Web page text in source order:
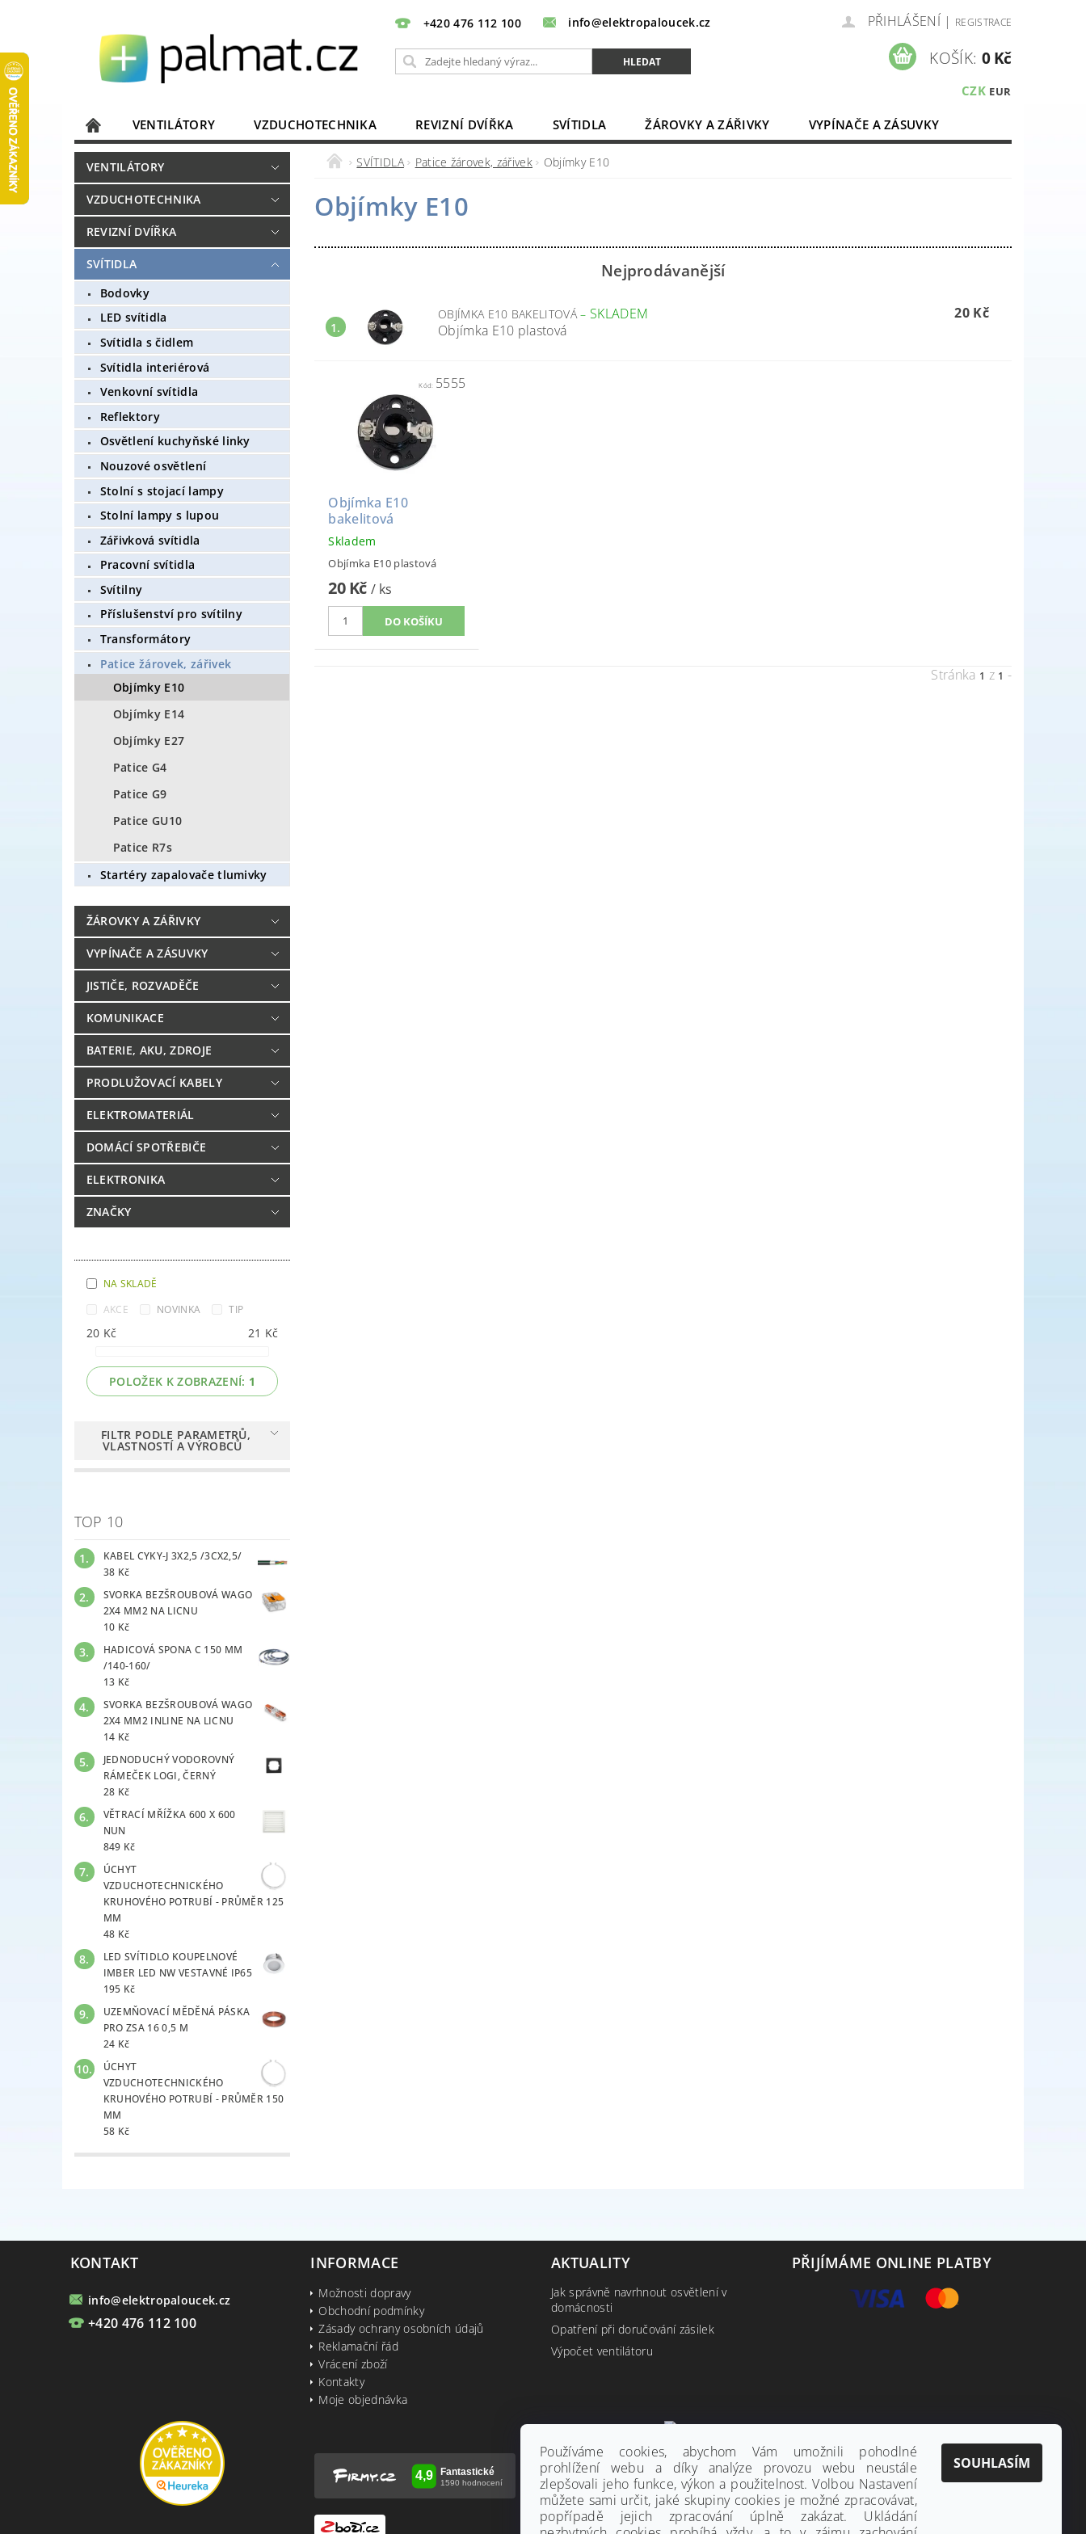
+420 476 112 100 info@elektropaloucek.cz PŘIHLÁŠENÍ | REGISTRACE
CZK EUR
KOŠÍK: 0 Kč
VENTILÁTORY VZDUCHOTECHNIKA REVIZNÍ DVÍŘKA SVÍTIDLA ŽÁROVKY A ZÁŘIVKY
VYPÍNAČE A ZÁSUVKY
JISTIČE, ROZVADĚČE
KOMUNIKACE
DOMÁCÍ SPOTŘEBIČE
ELEKTRONIKA
VENTILÁTORY
VZDUCHOTECHNIKA
REVIZNÍ DVÍŘKA
SVÍTIDLA
Bodovky
LED svítidla
Svítidla s čidlem
Svítidla interiérová
Venkovní svítidla
Reflektory
Osvětlení kuchyňské linky
Nouzové osvětlení
Stolní s stojací lampy
Stolní lampy s lupou
Zářivková svítidla
Pracovní svítidla
Svítilny
Příslušenství pro svítilny
Transformátory
Patice žárovek, zářivek
Objímky E10
Objímky E14
Objímky E27
Patice G4
Patice G9
Patice GU10
Patice R7s
Startéry zapalovače tlumivky
ŽÁROVKY A ZÁŘIVKY
VYPÍNAČE A ZÁSUVKY
JISTIČE, ROZVADĚČE
KOMUNIKACE
BATERIE, AKU, ZDROJE
PRODLUŽOVACÍ KABELY
ELEKTROMATERIÁL
DOMÁCÍ SPOTŘEBIČE
ELEKTRONIKA
ZNAČKY
NA SKLADĚ
AKCE
NOVINKA TIP
20 Kč 21 Kč
POLOŽEK K ZOBRAZENÍ: 1
FILTR PODLE PARAMETRŮ,
VLASTNOSTÍ A VÝROBCŮ
TOP 10
KABEL CYKY-J 3X2,5 /3CX2,5/
38 Kč
SVORKA BEZŠROUBOVÁ WAGO
2X4 MM2 NA LICNU
10 Kč
HADICOVÁ SPONA C 150 MM
/140-160/
13 Kč
SVORKA BEZŠROUBOVÁ WAGO
2X4 MM2 INLINE NA LICNU
14 Kč
JEDNODUCHÝ VODOROVNÝ
RÁMEČEK LOGI, ČERNÝ
28 Kč
VĚTRACÍ MŘÍŽKA 600 X 600
NUN
849 Kč
ÚCHYT
VZDUCHOTECHNICKÉHO
KRUHOVÉHO POTRUBÍ - PRŮMĚR 125
MM
48 Kč
LED SVÍTIDLO KOUPELNOVÉ
IMBER LED NW VESTAVNÉ IP65
195 Kč
UZEMŇOVACÍ MĚDĚNÁ PÁSKA
PRO ZSA 16 0,5 M
24 Kč
ÚCHYT
VZDUCHOTECHNICKÉHO
KRUHOVÉHO POTRUBÍ - PRŮMĚR 150
MM
58 Kč
SVÍTIDLA Patice žárovek, zářivek Objímky E10
Objímky E10
Nejprodávanější
1.
OBJÍMKA E10 BAKELITOVÁ– SKLADEM
Objímka E10 plastová
20 Kč
Kód: 5555
Objímka E10
bakelitová
Skladem
Objímka E10 plastová
20 Kč / ks
Stránka 1 z 1 -
KONTAKT
info@elektropaloucek.cz
+420 476 112 100
INFORMACE
Možnosti dopravy
Obchodní podmínky
Zásady ochrany osobních údajů
Reklamační řád
Vrácení zboží
Kontakty
Moje objednávka
AKTUALITY
Jak správně navrhnout osvětlení v
domácnosti
Opatření při doručování zásilek
Výpočet ventilátoru
PŘIJÍMÁME ONLINE PLATBY
Používáme cookies, abychom Vám umožnili pohodlné
prohlížení webu a díky analýze provozu webu neustále
zlepšovali jeho funkce, výkon a použitelnost. Volbou Nastavení
můžete sami určit, jaké skupiny cookies je možné zpracovávat,
popřípadě jejich zpracování úplně zakázat. Ukládání
SOUHLASÍM